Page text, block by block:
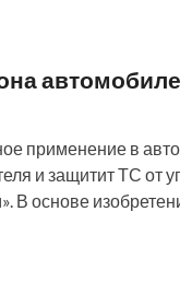
применение в
и защитит ТС от
В основе